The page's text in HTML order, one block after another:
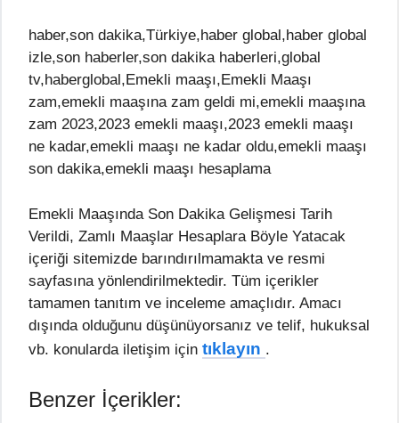
haber,son dakika,Türkiye,haber global,haber global
izle,son haberler,son dakika haberleri,global
tv,haberglobal,Emekli maaşı,Emekli Maaşı
zam,emekli maaşına zam geldi mi,emekli maaşına
zam 2023,2023 emekli maaşı,2023 emekli maaşı
ne kadar,emekli maaşı ne kadar oldu,emekli maaşı
son dakika,emekli maaşı hesaplama
Emekli Maaşında Son Dakika Gelişmesi Tarih
Verildi, Zamlı Maaşlar Hesaplara Böyle Yatacak
içeriği sitemizde barındırılmamakta ve resmi
sayfasına yönlendirilmektedir. Tüm içerikler
tamamen tanıtım ve inceleme amaçlıdır. Amacı
dışında olduğunu düşünüyorsanız ve telif, hukuksal
vb. konularda iletişim için tıklayın .
Benzer İçerikler: